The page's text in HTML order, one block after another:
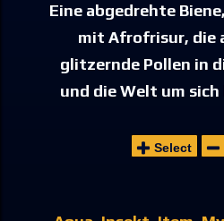
Eine abgedrehte
mit Afrofrisur, die
glitzernde Pollen in
und die Welt um
Select